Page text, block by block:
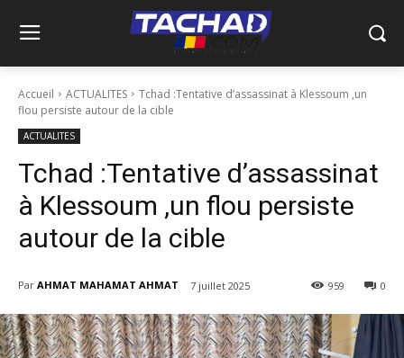
Accueil ACTUALITES
Tchad :Tentative d’assassinat à Klessoum ,un
flou persiste autour de la cible
ACTUALITES
Tchad :Tentative d’assassinat
à Klessoum ,un flou persiste
autour de la cible
Par AHMAT MAHAMAT AHMAT 7 juillet 2025 0
959